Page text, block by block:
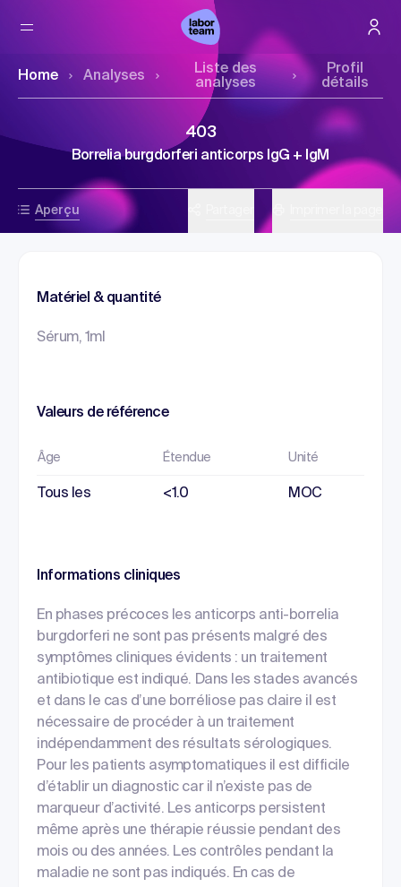
Home Analyses
Liste des
analyses
Profil
détails
Aperçu
403
Borrelia burgdorferi anticorps IgG + IgM
Matériel & quantité
Sérum, 1ml
Valeurs de référence
Âge Étendue Unité
Tous les <1.0 MOC
Informations cliniques
En phases précoces les anticorps anti-borrelia
burgdorferi ne sont pas présents malgré des
symptômes cliniques évidents : un traitement
antibiotique est indiqué. Dans les stades avancés
et dans le cas d’une borréliose pas claire il est
nécessaire de procéder à un traitement
indépendamment des résultats sérologiques.
Pour les patients asymptomatiques il est difficile
d’établir un diagnostic car il n’existe pas de
marqueur d’activité. Les anticorps persistent
même après une thérapie réussie pendant des
mois ou des années. Les contrôles pendant la
maladie ne sont pas indiqués. En cas de